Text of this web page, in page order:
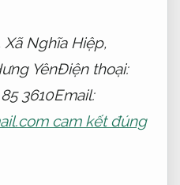
Xã Nghĩa Hiệp,
YênĐiện thoại:
3610Email:
cam kết đúng